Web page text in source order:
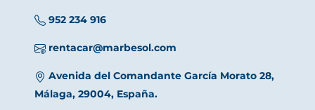
952 234 916
rentacar@marbesol.com
Avenida del Comandante García Morato 28,
Málaga, 29004, España.